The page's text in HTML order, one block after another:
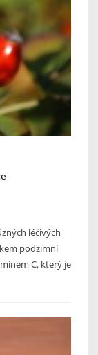
léčivých
podzimní
C, který je